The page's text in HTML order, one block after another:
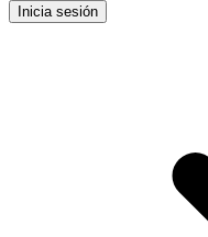
Inicia sesión